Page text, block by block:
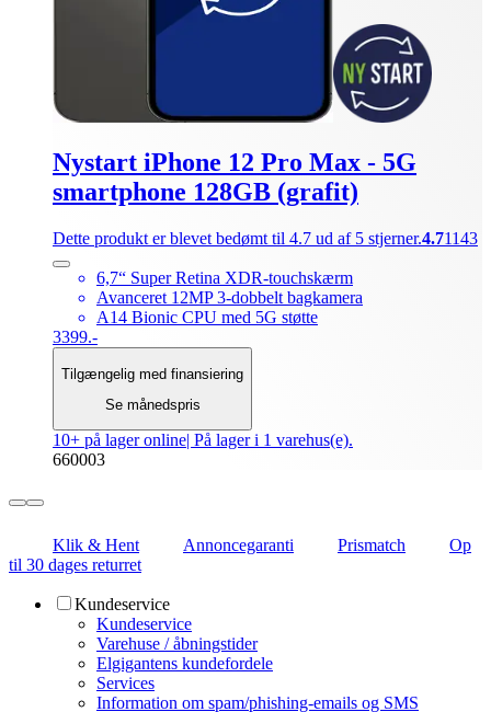
Nystart iPhone 12 Pro Max - 5G
smartphone 128GB (grafit)
Dette produkt er blevet bedømt til 4.7 ud af 5 stjerner.4.71143
6,7“ Super Retina XDR-touchskærm
Avanceret 12MP 3-dobbelt bagkamera
A14 Bionic CPU med 5G støtte
3399.-
Tilgængelig med finansiering
Se månedspris
10+ på lager online| På lager i 1 varehus(e).
660003
Klik & Hent Annoncegaranti Prismatch
Op
til 30 dages returret
Kundeservice
Kundeservice
Varehuse / åbningstider
Elgigantens kundefordele
Services
Information om spam/phishing-emails og SMS